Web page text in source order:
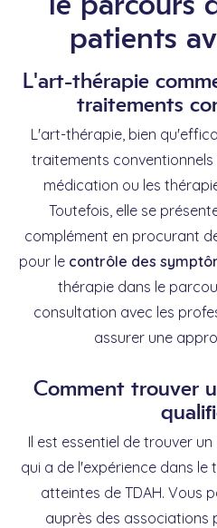
patients
L'art-thérapie
traitements
L'art-thérapie, bien
traitements conventionnels
médication ou les
Toutefois, elle se
complément en procurant
pour le contrôle des
thérapie dans le
consultation avec les
assurer une
Comment trouver
Il est essentiel de trouver un
qui a de l'expérience dans le
atteintes de TDAH. Vous
auprès des associations